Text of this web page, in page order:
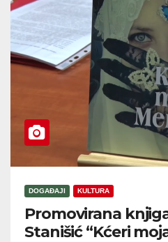
DOGAĐAJI KULTURA
Promovirana
Stanišić “Kćeri